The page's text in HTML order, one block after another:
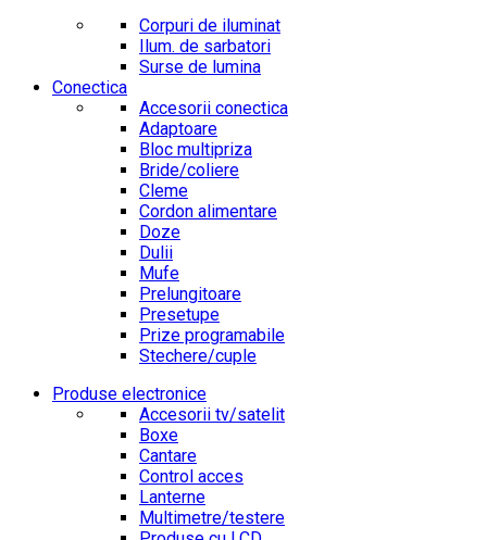
Corpuri de iluminat
Ilum. de sarbatori
Surse de lumina
Conectica
Accesorii conectica
Adaptoare
Bloc multipriza
Bride/coliere
Cleme
Cordon alimentare
Doze
Dulii
Mufe
Prelungitoare
Presetupe
Prize programabile
Stechere/cuple
Produse electronice
Accesorii tv/satelit
Boxe
Cantare
Control acces
Lanterne
Multimetre/testere